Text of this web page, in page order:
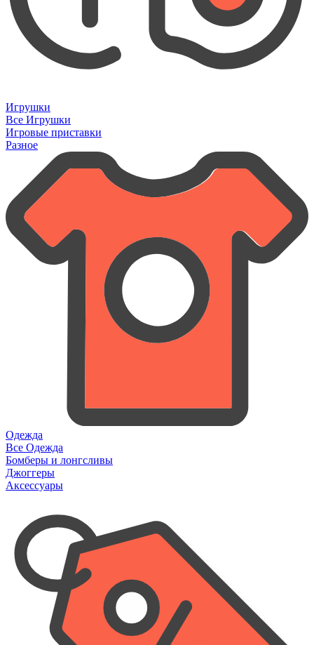
Игрушки
Все Игрушки
Игровые приставки
Разное
Одежда
Все Одежда
Бомберы и лонгсливы
Джоггеры
Аксессуары